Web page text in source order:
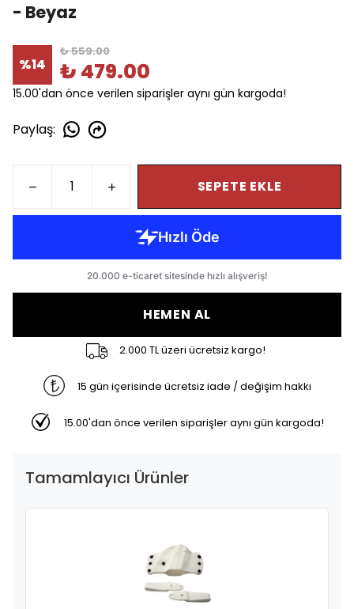
- Beyaz
%14
₺ 559.00
₺ 479.00
15.00'dan önce verilen siparişler aynı gün kargoda!
Paylaş:
SEPETE EKLE
HEMEN AL
2.000 TL üzeri ücretsiz kargo!
15 gün içerisinde ücretsiz iade / değişim hakkı
15.00'dan önce verilen siparişler aynı gün kargoda!
Tamamlayıcı Ürünler